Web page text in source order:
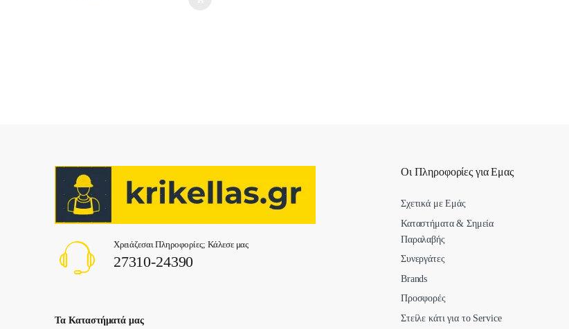
Χρειάζεσαι Πληροφορίες; Κάλεσε μας
27310-24390
Τα Καταστήματά μας
Οι Πληροφορίες για Εμας
Σχετικά με Εμάς
Καταστήματα & Σημεία
Παραλαβής
Συνεργάτες
Brands
Προσφορές
Στείλε κάτι για το Service